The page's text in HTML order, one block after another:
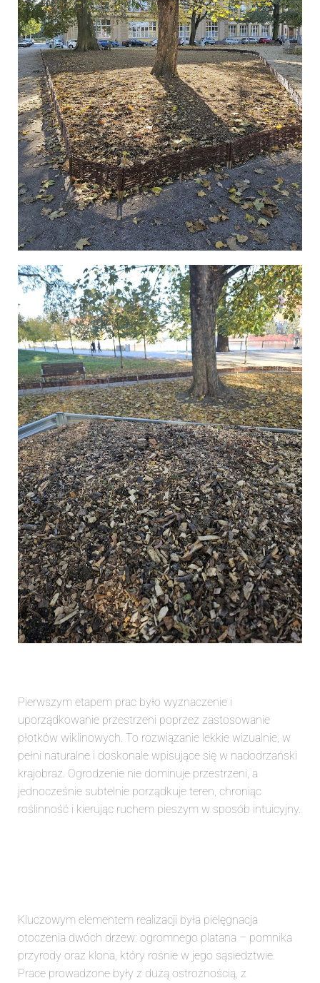
Pierwszym etapem prac było wyznaczenie i
uporządkowanie przestrzeni poprzez zastosowanie
płotków wiklinowych. To rozwiązanie lekkie wizualnie, w
pełni naturalne i doskonale wpisujące się w nadodrzański
krajobraz. Ogrodzenie nie dominuje przestrzeni, a
jednocześnie subtelnie porządkuje teren, chroniąc
roślinność i kierując ruchem pieszym w sposób intuicyjny.
Kluczowym elementem realizacji była pielęgnacja
otoczenia dwóch drzew: ogromnego platana – pomnika
przyrody oraz klona, który rośnie w jego sąsiedztwie.
Prace prowadzone były z dużą ostrożnością, z